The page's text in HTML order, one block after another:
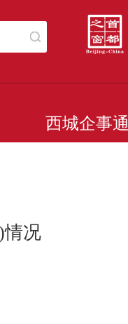
西城企事通
情况